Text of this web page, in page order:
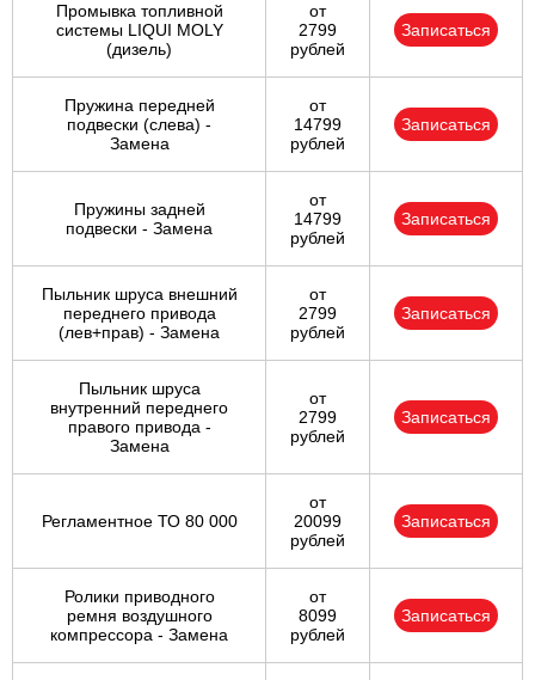
Промывка топливной
системы LIQUI MOLY
(дизель)
от
2799
рублей
Записаться
Пружина передней
подвески (слева) -
Замена
от
14799
рублей
Записаться
Пружины задней
подвески - Замена
от
14799
рублей
Записаться
Пыльник шруса внешний
переднего привода
(лев+прав) - Замена
от
2799
рублей
Записаться
Пыльник шруса
внутренний переднего
правого привода -
Замена
от
2799
рублей
Записаться
Регламентное ТО 80 000
от
20099
рублей
Записаться
Ролики приводного
ремня воздушного
компрессора - Замена
от
8099
рублей
Записаться